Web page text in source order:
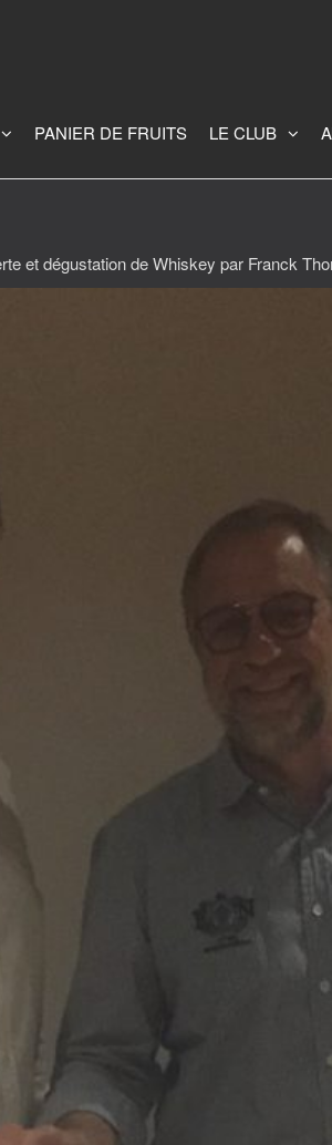
PANIER DE FRUITS LE CLUB
et dégustation de Whiskey par Franck